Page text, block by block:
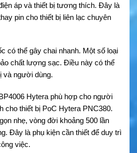
áp và thiết bị tương thích. Đây là
pin cho thiết bị liên lạc chuyên
có thể gây chai nhanh. Một số loại
chất lượng sạc. Điều này có thể
và người dùng.
Hytera phù hợp cho người
cho thiết bị PoC Hytera PNC380.
nhẹ, vòng đời khoảng 500 lần
Đây là phụ kiện cần thiết để duy trì
việc.